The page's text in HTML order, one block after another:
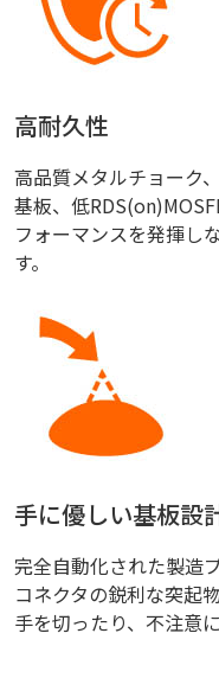
高耐久性
高品質メタルチョーク
基板、低
フォーマンスを発揮し
す。
手に優しい基板設
完全自動化された製造
コネクタの鋭利な突起
手を切ったり、不注意